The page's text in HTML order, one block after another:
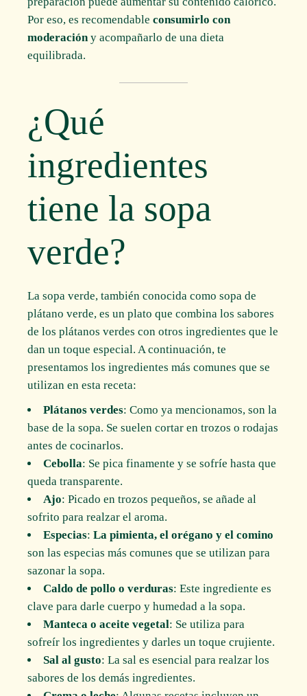
Por eso, es recomendableconsumirlo con
moderacióny acompañarlo de una dieta
equilibrada.
¿Qué
ingredientes
tiene la sopa
verde?
La sopa verde, también conocida como sopa de
plátano verde, es un plato que combina los sabores
de los plátanos verdes con otros ingredientes que le
dan un toque especial. A continuación, te
presentamos los ingredientes más comunes que se
utilizan en esta receta:
Plátanos verdes: Como ya mencionamos, son la
base de la sopa. Se suelen cortar en trozos o rodajas
antes de cocinarlos.
Cebolla: Se pica finamente y se sofríe hasta que
queda transparente.
Ajo: Picado en trozos pequeños, se añade al
sofrito para realzar el aroma.
Especias:La pimienta, el orégano y el comino
son las especias más comunes que se utilizan para
sazonar la sopa.
Caldo de pollo o verduras: Este ingrediente es
clave para darle cuerpo y humedad a la sopa.
Manteca o aceite vegetal: Se utiliza para
sofreír los ingredientes y darles un toque crujiente.
Sal al gusto: La sal es esencial para realzar los
sabores de los demás ingredientes.